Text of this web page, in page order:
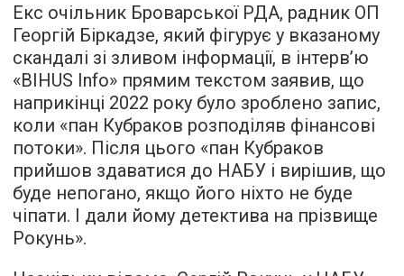
Екс очільник Броварської РДА, радник ОП
Георгій Біркадзе, який фігурує у вказаному
скандалі зі зливом інформації, в інтерв’ю
«BIHUS Info» прямим текстом заявив, що
наприкінці 2022 року було зроблено запис,
коли «пан Кубраков розподіляв фінансові
потоки». Після цього «пан Кубраков
прийшов здаватися до НАБУ і вирішив, що
буде непогано, якщо його ніхто не буде
чіпати. І дали йому детектива на прізвище
Рокунь».